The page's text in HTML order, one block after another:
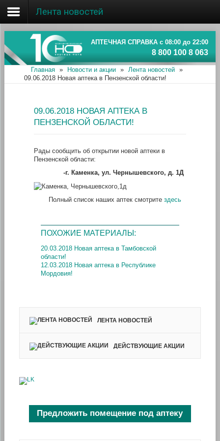
Главная
Об ассоциации
Наши аптеки
Информация
Лента новостей
АПТЕЧНАЯ СПРАВКА с 08:00 до 22:00
8 800 100 8 063
Главная » Новости и акции » Лента новостей
»
09.06.2018 Новая аптека в Пензенской области!
09.06.2018 НОВАЯ АПТЕКА В
ПЕНЗЕНСКОЙ ОБЛАСТИ!
Рады сообщить об открытии новой аптеки в
Пензенской области:
-г. Каменка, ул. Чернышевского, д. 1Д
Полный список наших аптек смотрите здесь
ПОХОЖИЕ МАТЕРИАЛЫ:
20.03.2018 Новая аптека в Тамбовской
области!
12.03.2018 Новая аптека в Республике
Мордовия!
ЛЕНТА НОВОСТЕЙ
ДЕЙСТВУЮЩИЕ АКЦИИ
Предложить помещение под аптеку